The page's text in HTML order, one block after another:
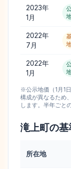
2023年
1月
2022年
7月
2022年
1月
※公示地価（1月1
構成が異なるため
します。半年ごと
滝上町の基
所在地